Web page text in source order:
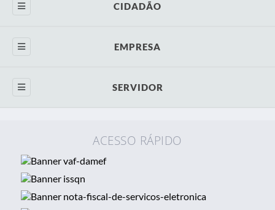
CIDADÃO
Concursos
Transparência Pública
EMPRESA
Nota Fiscal Eletrônica - Atual
Diário Oficial
Transparência
SERVIDOR
Gestão de Ponto
Espelho de Ponto
ACESSO RÁPIDO